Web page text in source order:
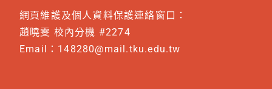
網頁維護及個人資料保護連絡窗口：
趙曉雯 校內分機 #2274
Email： 148280@mail.tku.edu.tw